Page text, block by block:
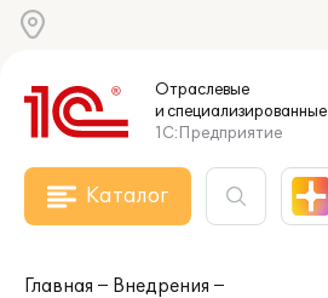
Отраслевые
и специализированные
1С:Предприятие
Каталог
Главная
Внедрения